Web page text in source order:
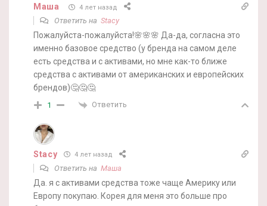
Маша 4 лет назад
Ответить на Stacy
Пожалуйста-пожалуйста!🌸🌸🌸 Да-да, согласна это
именно базовое средство (у бренда на самом деле
есть средства и с активами, но мне как-то ближе
средства с активами от американских и европейских
брендов)🤔🤔🤔
1 Ответить
Stacy 4 лет назад
Ответить на Маша
Да. я с активами средства тоже чаще Америку или
Европу покупаю. Корея для меня это больше про